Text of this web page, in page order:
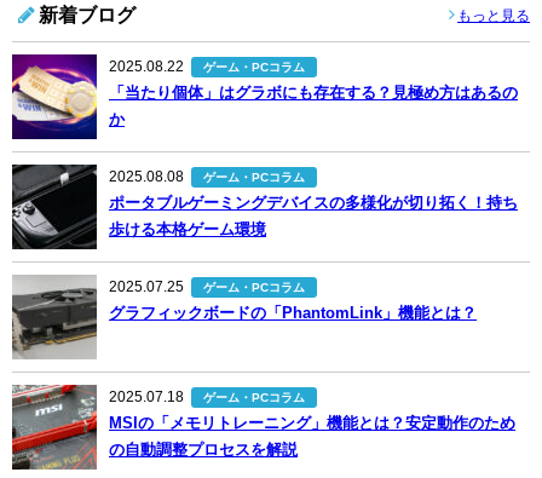
新着ブログ もっと見る
2025.08.22 ゲーム・PCコラム
「当たり個体」はグラボにも存在する？見極め方はあるの
か
2025.08.08 ゲーム・PCコラム
ポータブルゲーミングデバイスの多様化が切り拓く！持ち
歩ける本格ゲーム環境
2025.07.25 ゲーム・PCコラム
グラフィックボードの「PhantomLink」機能とは？
2025.07.18 ゲーム・PCコラム
MSIの「メモリトレーニング」機能とは？安定動作のため
の自動調整プロセスを解説